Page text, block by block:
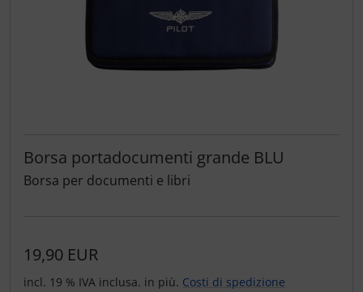
Borsa portadocumenti grande BLU
Borsa per documenti e libri
19,90 EUR
incl. 19 % IVA inclusa. in più. Costi di spedizione